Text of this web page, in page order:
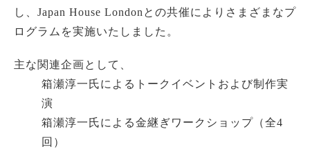
し、Japan House Londonとの共催によりさまざまなプ
ログラムを実施いたしました。
主な関連企画として、
箱瀬淳一氏によるトークイベントおよび制作実
演
箱瀬淳一氏による金継ぎワークショップ（全4
回）